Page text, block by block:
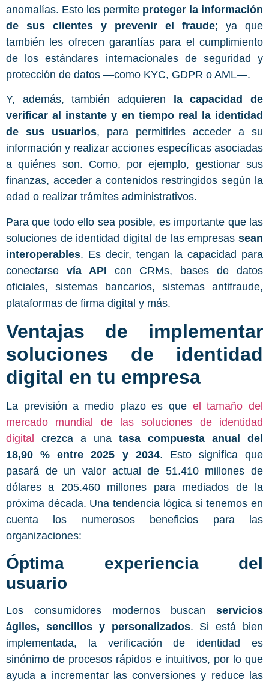
anomalías. Esto les permite proteger la información
de sus clientes y prevenir el fraude; ya que
también les ofrecen garantías para el cumplimiento
de los estándares internacionales de seguridad y
protección de datos —como KYC, GDPR o AML—.
Y, además, también adquieren
la capacidad de
verificar al instante y en tiempo real la identidad
de sus usuarios, para permitirles acceder a su
información y realizar acciones específicas asociadas
a quiénes son. Como, por ejemplo, gestionar sus
finanzas, acceder a contenidos restringidos según la
edad o realizar trámites administrativos.
Para que todo ello sea posible, es importante que las
soluciones de identidad digital de las empresas sean
interoperables. Es decir, tengan la capacidad para
conectarse vía API con CRMs, bases de datos
oficiales, sistemas bancarios, sistemas antifraude,
plataformas de firma digital y más.
Ventajas de implementar
soluciones de identidad
digital en tu empresa
La previsión a medio plazo es que el tamaño del
mercado mundial de las soluciones de identidad
digital
crezca a una tasa compuesta anual del
18,90 % entre 2025 y 2034. Esto significa que
pasará de un valor actual de 51.410 millones de
dólares a 205.460 millones para mediados de la
próxima década. Una tendencia lógica si tenemos en
cuenta los numerosos beneficios para las
organizaciones:
Óptima experiencia del
usuario
Los consumidores modernos buscan servicios
ágiles, sencillos y personalizados. Si está bien
implementada, la verificación de identidad es
sinónimo de procesos rápidos e intuitivos, por lo que
ayuda a incrementar las conversiones y reduce las